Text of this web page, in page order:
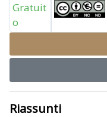
Gratuit
o
Riassunti